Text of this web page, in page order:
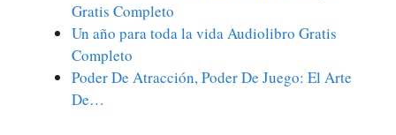
Gratis Completo
Un año para toda la vida Audiolibro Gratis
Completo
Poder De Atracción, Poder De Juego: El Arte
De…